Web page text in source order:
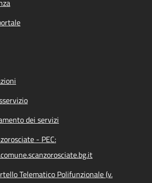
dei servizi
- PEC:
Telematico Polifunzionale (v.